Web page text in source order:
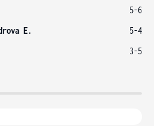
5-6
E.
5-4
3-5